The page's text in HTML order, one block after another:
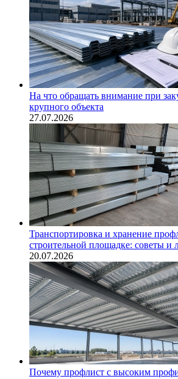
На что обращать внимание при
крупного объекта
27.07.2026
Транспортировка и хранение
строительной площадке: советы и
20.07.2026
Почему профлист с высоким